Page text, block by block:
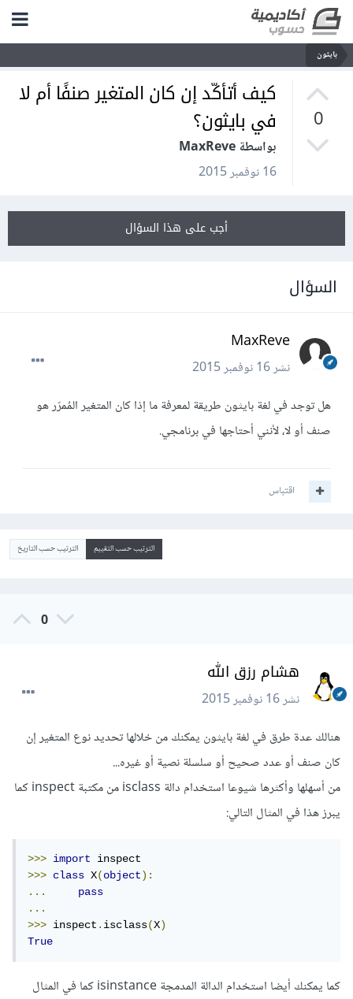
بايثون
0
كيف أتأكّد إن كان المتغير صنفًا أم لا
في بايثون؟
بواسطة MaxReve
16 نوفمبر 2015
أجب على هذا السؤال
السؤال
MaxReve
نشر16 نوفمبر 2015
هل توجد في لغة بايثون طريقة لمعرفة ما إذا كان المتغير المُمرّر هو
صنف أو لا، لأنني أحتاجها في برنامجي.
اقتباس
الترتيب حسب التقييم الترتيب حسب التاريخ
0
هشام رزق الله
نشر16 نوفمبر 2015
هنالك عدة طرق في لغة بايثون يمكنك من خلالها تحديد نوع المتغير إن
كان صنف أو عدد صحيح أو سلسلة نصية أو غيره...
من أسهلها وأكثرها شيوعا استخدام دالة isclass من مكتبة inspect كما
يبرز هذا في المثال التالي:
>>> import
>>>
class X(object):
...
pass
...
>>> inspect.isclass(X)
True
كما يمكنك أيضا استخدام الدالة المدمجة isinstance كما في المثال